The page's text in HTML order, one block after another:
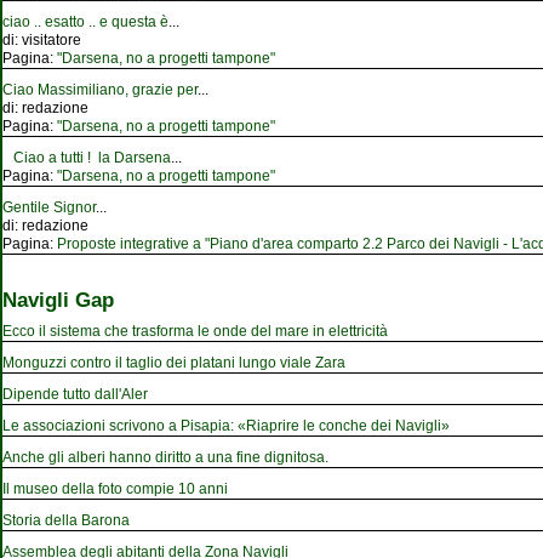
ciao .. esatto .. e questa è
di: visitatore
Pagina: "Darsena, no a progetti tampone"
Ciao Massimiliano, grazie per...
di: redazione
Pagina: "Darsena, no a progetti tampone"
Ciao a tutti ! la Darsena
Pagina: "Darsena, no a progetti tampone"
Gentile Signor...
di: redazione
Pagina: Proposte integrative a "Piano d'area comparto 2.2 Parco dei Navigli -
Navigli Gap
Ecco il sistema che trasforma le onde del mare in elettricità
Monguzzi contro il taglio dei platani lungo viale Zara
Dipende tutto dall'Aler
Le associazioni scrivono a Pisapia: «Riaprire le conche dei Navigli»
Anche gli alberi hanno diritto a una fine dignitosa.
Il museo della foto compie 10 anni
Storia della Barona
Assemblea degli abitanti della Zona Navigli